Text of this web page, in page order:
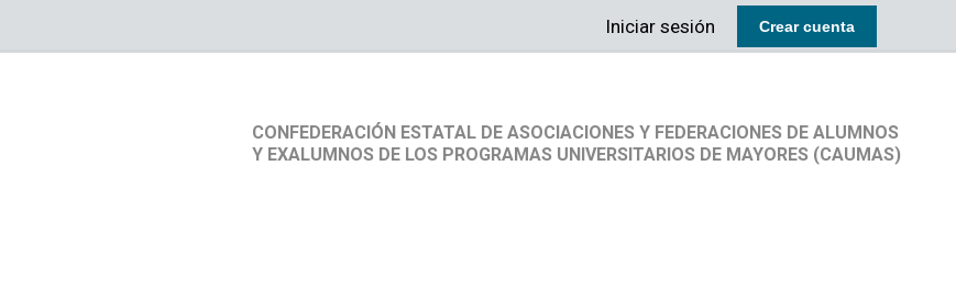
Iniciar sesión Crear cuenta
CONFEDERACIÓN ESTATAL DE ASOCIACIONES Y FEDERACIONES DE ALUMNOS
Y EXALUMNOS DE LOS PROGRAMAS UNIVERSITARIOS DE MAYORES (CAUMAS)